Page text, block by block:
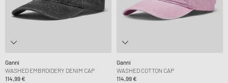
Ganni
WASHED EMBROIDERY DENIM CAP
114,99 €
Ganni
WASHED COTTON CAP
114,99 €